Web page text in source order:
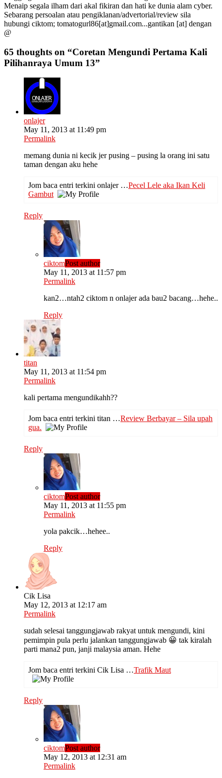
Menaip segala ilham dari akal fikiran dan hati ke dunia alam cyber.
Sebarang persoalan atau pengiklanan/advertorial/review sila
hubungi ciktom; tomatogurl86[at]gmail.com...gantikan [at] dengan
@
65 thoughts on “Coretan Mengundi Pertama Kali
Pilihanraya Umum 13”
onlajer
May 11, 2013 at 11:49 pm
Permalink
memang dunia ni kecik jer pusing – pusing la orang ini satu
taman dengan aku hehe
Jom baca entri terkini onlajer …Pecel Lele aka Ikan Keli
Gambut
Reply
ciktomPost author
May 11, 2013 at 11:57 pm
Permalink
kan2…ntah2 ciktom n onlajer ada bau2 bacang…hehe..
Reply
titan
May 11, 2013 at 11:54 pm
Permalink
kali pertama mengundikahh??
Jom baca entri terkini titan …Review Berbayar – Sila upah
gua.
Reply
ciktomPost author
May 11, 2013 at 11:55 pm
Permalink
yola pakcik…hehee..
Reply
Cik Lisa
May 12, 2013 at 12:17 am
Permalink
sudah selesai tanggungjawab rakyat untuk mengundi, kini
pemimpin pula perlu jalankan tanggungjawab 😀 tak kiralah
parti mana2 pun, janji malaysia aman. Hehe
Jom baca entri terkini Cik Lisa …Trafik Maut
Reply
ciktomPost author
May 12, 2013 at 12:31 am
Permalink